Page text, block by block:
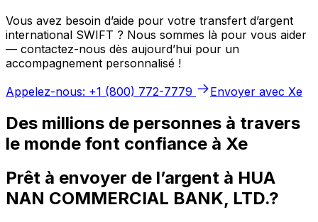
Vous avez besoin d’aide pour votre transfert d’argent
international SWIFT ? Nous sommes là pour vous aider
— contactez-nous dès aujourd’hui pour un
accompagnement personnalisé !
Appelez-nous: +1 (800) 772-7779
Envoyer avec Xe
Des millions de personnes à travers
le monde font confiance à Xe
Prêt à envoyer de l’argent à HUA
NAN COMMERCIAL BANK, LTD.?